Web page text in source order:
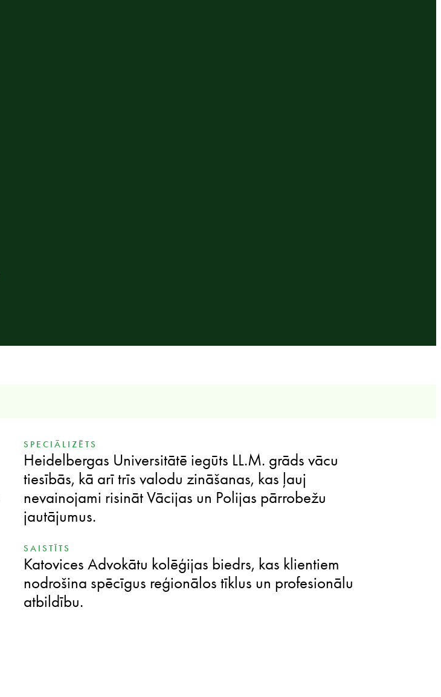
SPECIĀLIZĒTS
Heidelbergas Universitātē iegūts LL.M. grāds vācu
tiesībās, kā arī trīs valodu zināšanas, kas ļauj
nevainojami risināt Vācijas un Polijas pārrobežu
jautājumus.
SAISTĪTS
Katovices Advokātu kolēģijas biedrs, kas klientiem
nodrošina spēcīgus reģionālos tīklus un profesionālu
atbildību.